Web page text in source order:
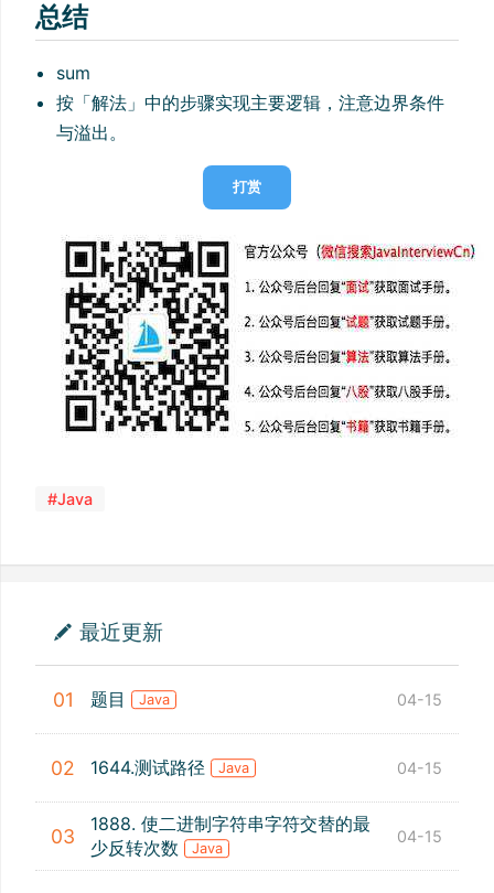
总结
sum
按「解法」中的步骤实现主要逻辑，注意边界条件
与溢出。
打赏
#Java
最近更新
01 题目 Java 04-15
02 1644.测试路径 Java 04-15
03
1888. 使二进制字符串字符交替的最
少反转次数
Java
04-15